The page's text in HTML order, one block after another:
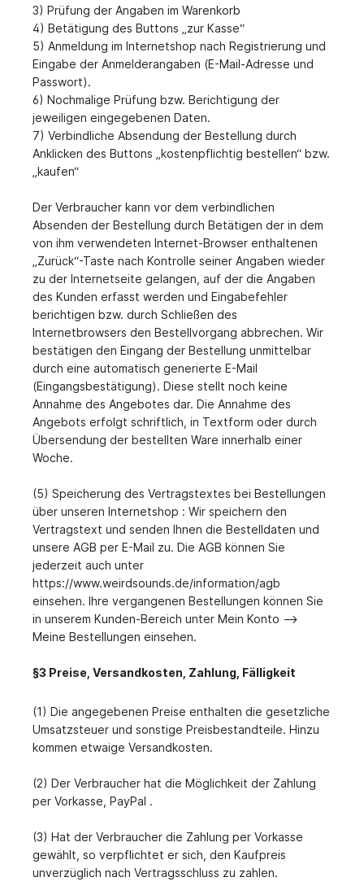
3) Prüfung der Angaben im Warenkorb
4) Betätigung des Buttons „zur Kasse“
5) Anmeldung im Internetshop nach Registrierung und
Eingabe der Anmelderangaben (E-Mail-Adresse und
Passwort).
6) Nochmalige Prüfung bzw. Berichtigung der
jeweiligen eingegebenen Daten.
7) Verbindliche Absendung der Bestellung durch
Anklicken des Buttons „kostenpflichtig bestellen“ bzw.
„kaufen“
Der Verbraucher kann vor dem verbindlichen
Absenden der Bestellung durch Betätigen der in dem
von ihm verwendeten Internet-Browser enthaltenen
„Zurück“-Taste nach Kontrolle seiner Angaben wieder
zu der Internetseite gelangen, auf der die Angaben
des Kunden erfasst werden und Eingabefehler
berichtigen bzw. durch Schließen des
Internetbrowsers den Bestellvorgang abbrechen. Wir
bestätigen den Eingang der Bestellung unmittelbar
durch eine automatisch generierte E-Mail
(Eingangsbestätigung). Diese stellt noch keine
Annahme des Angebotes dar. Die Annahme des
Angebots erfolgt schriftlich, in Textform oder durch
Übersendung der bestellten Ware innerhalb einer
Woche.
(5) Speicherung des Vertragstextes bei Bestellungen
über unseren Internetshop : Wir speichern den
Vertragstext und senden Ihnen die Bestelldaten und
unsere AGB per E-Mail zu. Die AGB können Sie
jederzeit auch unter
https://www.weirdsounds.de/information/agb
einsehen. Ihre vergangenen Bestellungen können Sie
in unserem Kunden-Bereich unter Mein Konto -->
Meine Bestellungen einsehen.
§3 Preise, Versandkosten, Zahlung, Fälligkeit
(1) Die angegebenen Preise enthalten die gesetzliche
Umsatzsteuer und sonstige Preisbestandteile. Hinzu
kommen etwaige Versandkosten.
(2) Der Verbraucher hat die Möglichkeit der Zahlung
per Vorkasse, PayPal .
(3) Hat der Verbraucher die Zahlung per Vorkasse
gewählt, so verpflichtet er sich, den Kaufpreis
unverzüglich nach Vertragsschluss zu zahlen.